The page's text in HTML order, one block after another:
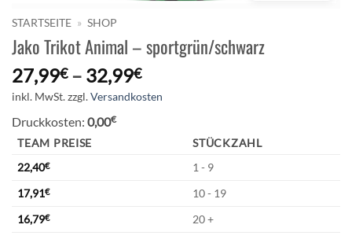
STARTSEITE » SHOP
Jako Trikot Animal – sportgrün/schwarz
27,99€– 32,99€
inkl. MwSt.zzgl.Versandkosten
Druckkosten: 0,00€
TEAM PREISE
STÜCKZAHL
22,40€
1 - 9
17,91€
10 - 19
16,79€ 20 +